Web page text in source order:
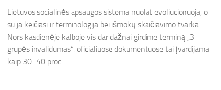
Lietuvos socialinės apsaugos sistema nuolat evoliucionuoja, o
su ja keičiasi ir terminologija bei išmokų skaičiavimo tvarka.
Nors kasdienėje kalboje vis dar dažnai girdime terminą „3
grupės invalidumas“, oficialiuose dokumentuose tai įvardijama
kaip 30–40 proc....